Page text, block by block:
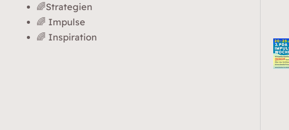
🌈Strategien
🌈 Impulse
🌈 Inspiration